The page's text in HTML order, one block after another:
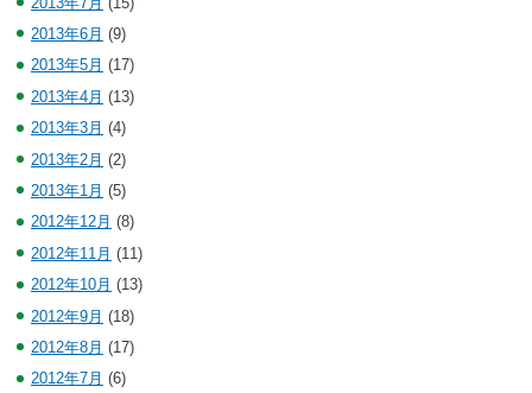
2013年6月 (9)
2013年5月 (17)
2013年4月 (13)
2013年3月 (4)
2013年2月 (2)
2013年1月 (5)
2012年12月 (8)
2012年11月 (11)
2012年10月 (13)
2012年9月 (18)
2012年8月 (17)
2012年7月 (6)